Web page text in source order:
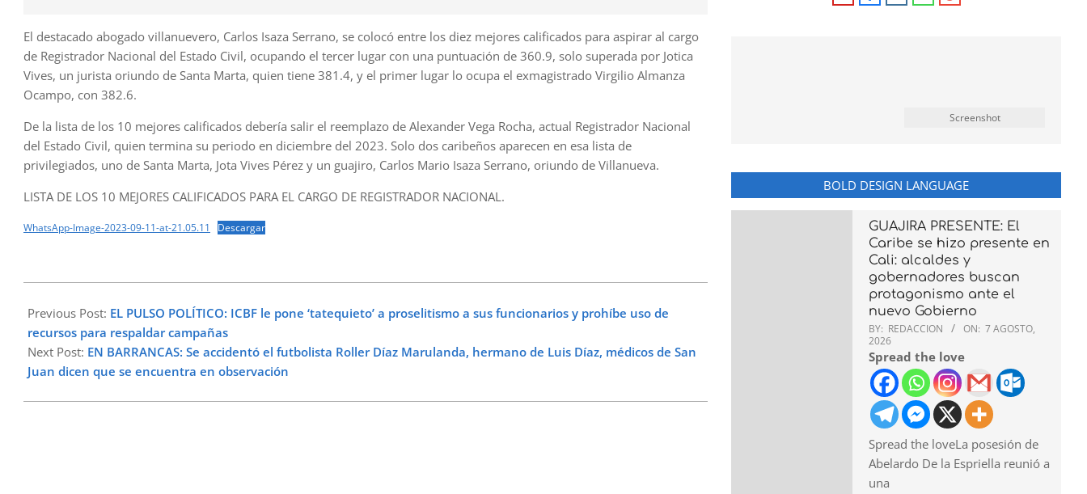
El destacado abogado villanuevero, Carlos Isaza Serrano, se colocó entre los diez mejores calificados para aspirar al cargo
de Registrador Nacional del Estado Civil, ocupando el tercer lugar con una puntuación de 360.9, solo superada por Jotica
Vives, un jurista oriundo de Santa Marta, quien tiene 381.4, y el primer lugar lo ocupa el exmagistrado Virgilio Almanza
Ocampo, con 382.6.
De la lista de los 10 mejores calificados debería salir el reemplazo de Alexander Vega Rocha, actual Registrador Nacional
del Estado Civil, quien termina su periodo en diciembre del 2023. Solo dos caribeños aparecen en esa lista de
privilegiados, uno de Santa Marta, Jota Vives Pérez y un guajiro, Carlos Mario Isaza Serrano, oriundo de Villanueva.
LISTA DE LOS 10 MEJORES CALIFICADOS PARA EL CARGO DE REGISTRADOR NACIONAL.
WhatsApp-Image-2023-09-11-at-21.05.11 Descargar
09-
11
Previous Post: EL PULSO POLÍTICO: ICBF le pone ‘tatequieto’ a proselitismo a sus funcionarios y prohíbe uso de
recursos para respaldar campañas
Next Post: EN BARRANCAS: Se accidentó el futbolista Roller Díaz Marulanda, hermano de Luis Díaz, médicos de San
Juan dicen que se encuentra en observación
Screenshot
BOLD DESIGN LANGUAGE
GUAJIRA PRESENTE: El
Caribe se hizo presente en
Cali: alcaldes y
gobernadores buscan
protagonismo ante el
nuevo Gobierno
BY: REDACCION ON: 7 AGOSTO,
2026
Spread the love
Spread the loveLa posesión de
Abelardo De la Espriella reunió a
una